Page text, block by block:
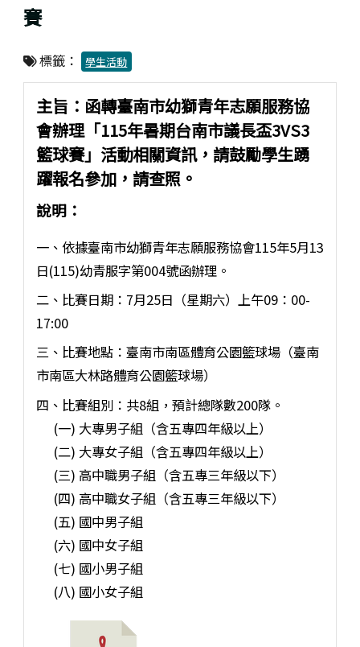
賽
標籤： 學生活動
主旨：函轉臺南市幼獅青年志願服務協
會辦理「115年暑期台南市議長盃3VS3
籃球賽」活動相關資訊，請鼓勵學生踴
躍報名參加，請查照。
說明：
一、依據臺南市幼獅青年志願服務協會115年5月13
日(115)幼青服字第004號函辦理。
二、比賽日期：7月25日（星期六）上午09：00-
17:00
三、比賽地點：臺南市南區體育公園籃球場（臺南
市南區大林路體育公園籃球場）
四、比賽組別：共8組，預計總隊數200隊。
(一) 大專男子組（含五專四年級以上）
(二) 大專女子組（含五專四年級以上）
(三) 高中職男子組（含五專三年級以下）
(四) 高中職女子組（含五專三年級以下）
(五) 國中男子組
(六) 國中女子組
(七) 國小男子組
(八) 國小女子組